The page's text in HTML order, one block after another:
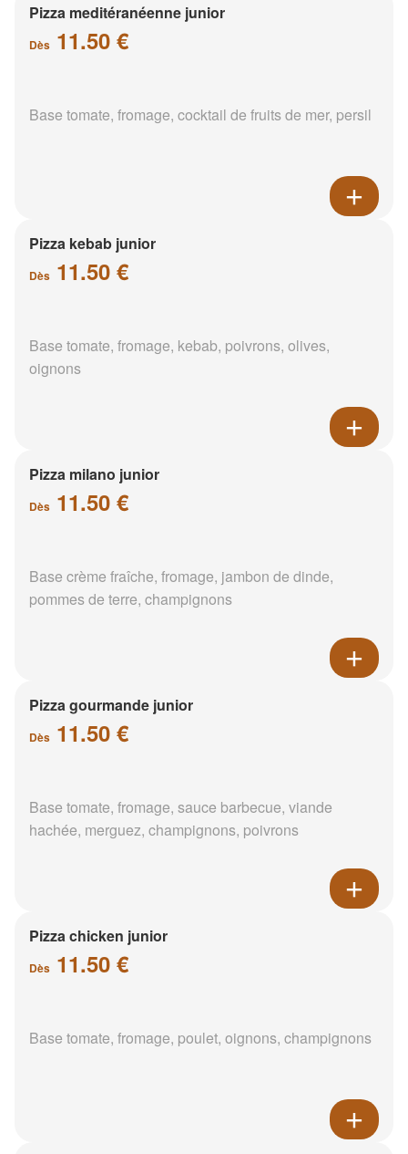
Pizza meditéranéenne junior
Dès 11.50 €
Base tomate, fromage, cocktail de fruits de mer, persil
Pizza kebab junior
Dès 11.50 €
Base tomate, fromage, kebab, poivrons, olives,
oignons
Pizza milano junior
Dès 11.50 €
Base crème fraîche, fromage, jambon de dinde,
pommes de terre, champignons
Pizza gourmande junior
Dès 11.50 €
Base tomate, fromage, sauce barbecue, viande
hachée, merguez, champignons, poivrons
Pizza chicken junior
Dès 11.50 €
Base tomate, fromage, poulet, oignons, champignons